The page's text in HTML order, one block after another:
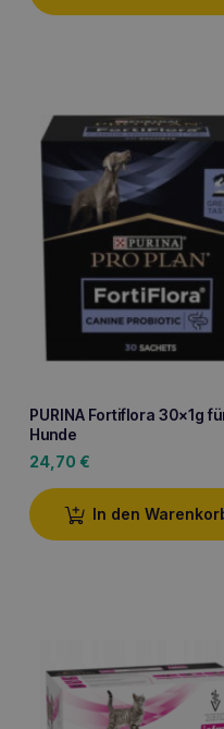
PURINA Fortiflora 30x1g
Hunde
24,70 €
In den